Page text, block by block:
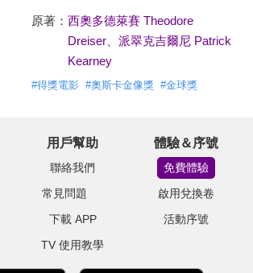
原著： 西奧多德萊賽 Theodore
Dreiser、 派翠克吉爾尼 Patrick
Kearney
#得獎電影 #奧斯卡金像獎 #金球獎
用戶幫助
聯絡我們
常見問題
下載 APP
TV 使用教學
體驗＆序號
免費體驗
啟用兌換卷
活動序號